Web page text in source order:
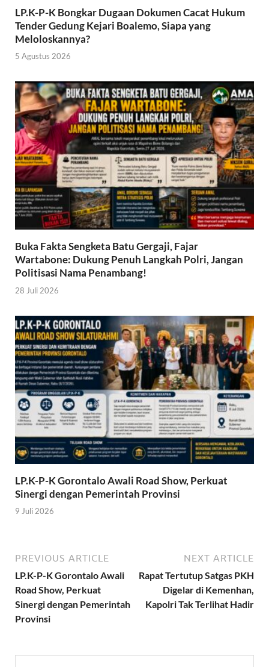
LP.K-P-K Bongkar Dugaan Dokumen Cacat Hukum
Tender Gedung Kejari Boalemo, Siapa yang
Meloloskannya?
5 Agustus 2026
Buka Fakta Sengketa Batu Gergaji, Fajar
Wartabone: Dukung Penuh Langkah Polri, Jangan
Politisasi Nama Penambang!
28 Juli 2026
LP.K-P-K Gorontalo Awali Road Show, Perkuat
Sinergi dengan Pemerintah Provinsi
9 Juli 2026
PREVIOUS ARTICLE
LP.K-P-K Gorontalo Awali
Road Show, Perkuat
Sinergi dengan Pemerintah
Provinsi
NEXT ARTICLE
Rapat Tertutup Satgas PKH
Digelar di Kemenhan,
Kapolri Tak Terlihat Hadir